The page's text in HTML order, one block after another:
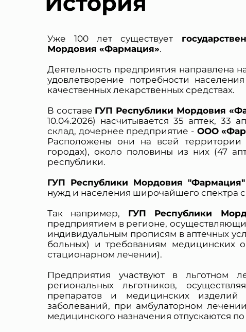
Уже 100 лет существует
Мордовия «Фармация».
Деятельность предприятия направлена
удовлетворение потребности
качественных лекарственных средствах.
В составе ГУП Республики Мордовия
10.04.2026) насчитывается 35 аптек, 33
склад, дочернее предприятие - ООО
Расположены они на всей
городах), около половины из них (47
республики.
ГУП Республики Мордовия "Фармация"
нужд и населения широчайшего спектра
Так например, ГУП Республики
предприятием в регионе,
индивидуальным прописям в аптечных
больных) и требованиям медицинских
стационарном лечении).
Предприятия участвуют в льготном
региональных льготников,
препаратов и медицинских изделий
заболеваний, при амбулаторном
медицинского назначения отпускаются
* Нажимая
№152-ФЗ «О